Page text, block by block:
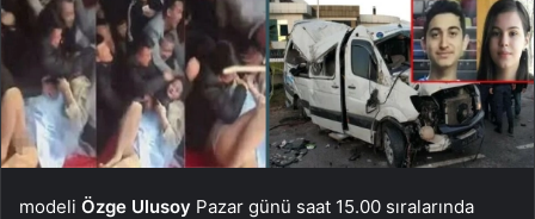
modeli Özge Ulusoy Pazar günü saat 15.00 sıralarında